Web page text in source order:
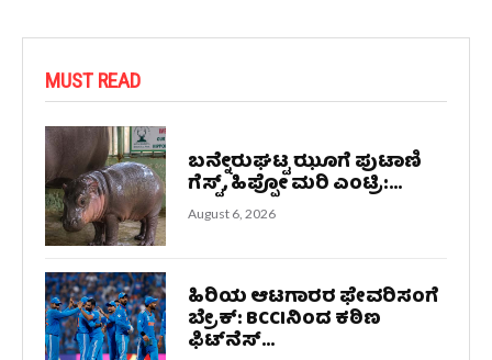
MUST READ
ಬನ್ನೇರುಘಟ್ಟ ಝೂಗೆ ಪುಟಾಣಿ
ಗೆಸ್ಟ್‌, ಹಿಪ್ಪೋ ಮರಿ ಎಂಟ್ರಿ:...
August 6, 2026
ಹಿರಿಯ ಆಟಗಾರರ ಫೇವರಿಸಂಗೆ
ಬ್ರೇಕ್: BCCIನಿಂದ ಕಠಿಣ
ಫಿಟ್‌ನೆಸ್...